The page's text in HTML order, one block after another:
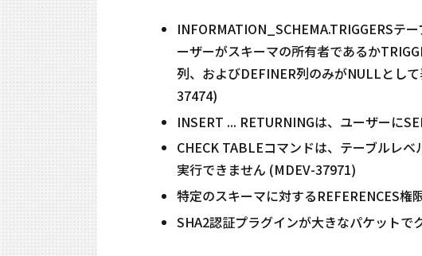
INFORMATION_SCHEMA.TRIGGERSテ
ーザーがスキーマの所有者であるか
列、およびDEFINER列のみがNULLとし
37474)
INSERT ... RETURNINGは、ユーザーに
CHECK TABLEコマンドは、テーブルレ
実行できません (MDEV-37971)
特定のスキーマに対するREFERENCES
SHA2認証プラグインが大きなパケットで